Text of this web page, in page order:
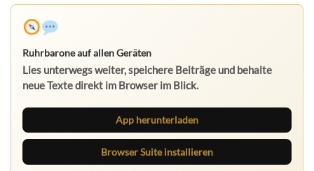
Ruhrbarone auf allen Geräten
Lies unterwegs weiter, speichere Beiträge und behalte
neue Texte direkt im Browser im Blick.
App herunterladen
Browser Suite installieren